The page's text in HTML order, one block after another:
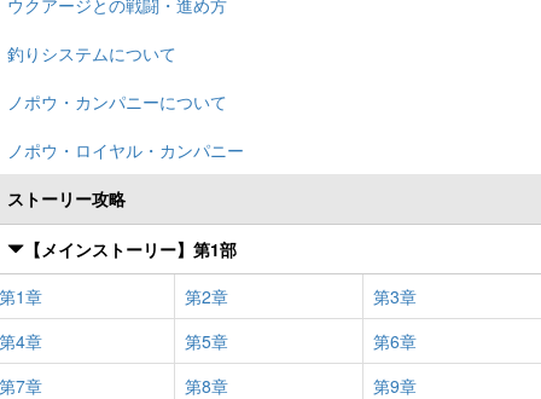
ウクアージとの戦闘・進め方
釣りシステムについて
ノポウ・カンパニーについて
ノポウ・ロイヤル・カンパニー
ストーリー攻略
【メインストーリー】第1部
第1章
第2章
第3章
第4章
第5章
第6章
第7章
第8章
第9章